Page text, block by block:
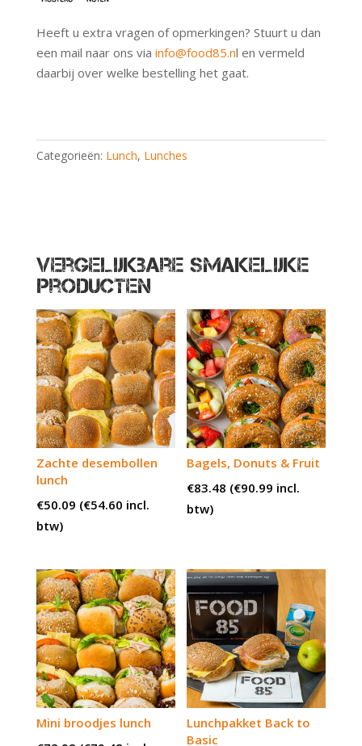
Heeft u extra vragen of opmerkingen? Stuurt u dan
een mail naar ons via info@food85.nl en vermeld
daarbij over welke bestelling het gaat.
Categorieën: Lunch, Lunches
Vergelijkbare smakelijke
producten
Zachte desembollen
lunch
€50.09 (€54.60 incl.
btw)
Bagels, Donuts & Fruit
€83.48 (€90.99 incl.
btw)
Mini broodjes lunch
Lunchpakket Back to
Basic